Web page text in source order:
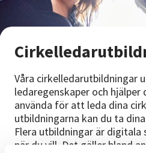
Våra cirkelledarutbildningar
ledaregenskaper och
använda för att leda dina
utbildningarna kan du ta
Flera utbildningar är digitala
när du vill. Det gäller bland